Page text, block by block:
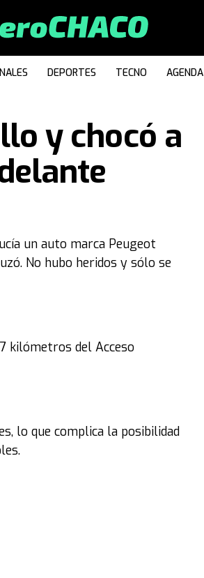
DEPORTES TECNO AGENDA
y chocó a
un auto marca Peugeot
No hubo heridos y sólo se
kilómetros del Acceso
lo que complica la posibilidad